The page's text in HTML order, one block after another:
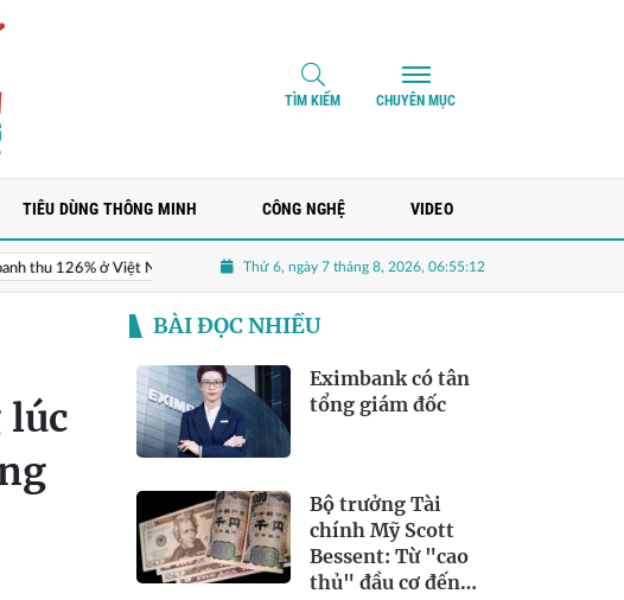
TÌM KIẾM CHUYÊN MỤC
TIÊU DÙNG THÔNG MINH CÔNG NGHỆ VIDEO
ở Việt Nam Hoạt động kinh doanh chính mang về chưa tới trăm triệu, MHC rót
Thứ 6, ngày 7 tháng 8, 2026, 06:55:13
lúc
BÀI ĐỌC NHIỀU
Eximbank có tân
tổng giám đốc
Bộ trưởng Tài
chính Mỹ Scott
Bessent: Từ "cao
thủ" đầu cơ đến